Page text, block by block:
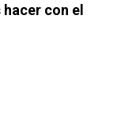
con el